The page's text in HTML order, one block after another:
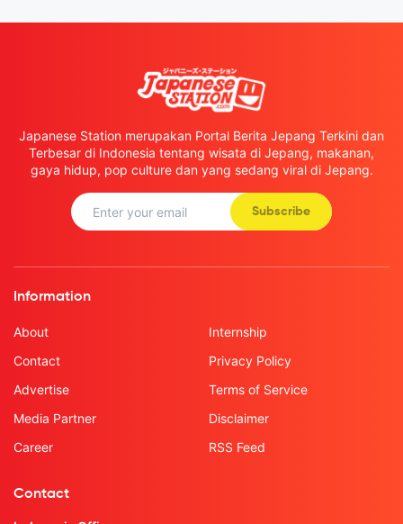
Japanese Station merupakan Portal Berita Jepang Terkini dan
Terbesar di Indonesia tentang wisata di Jepang, makanan,
gaya hidup, pop culture dan yang sedang viral di Jepang.
Subscribe
Information
About
Contact
Advertise
Media Partner
Career
Internship
Privacy Policy
Terms of Service
Disclaimer
RSS Feed
Contact